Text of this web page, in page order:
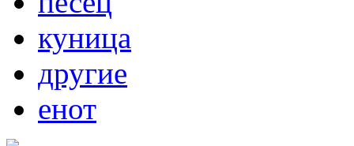
куница
другие
енот